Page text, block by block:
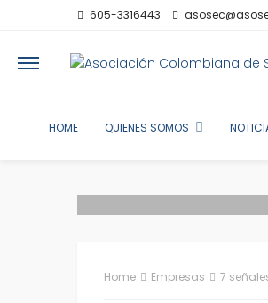
605-3316443
HOME QUIENES SOMOS
Home Empresas 7